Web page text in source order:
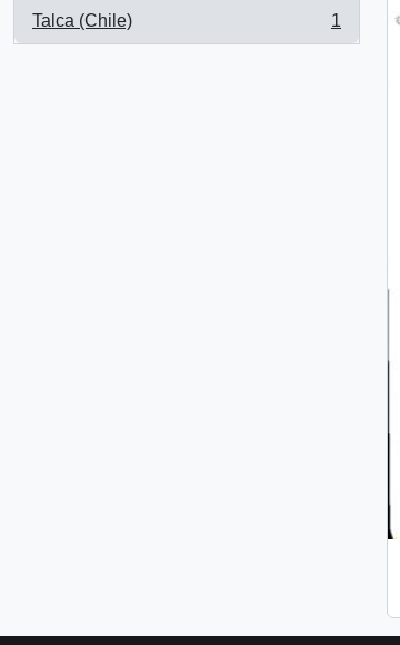
Talca (Chile)
, 1 resultados
1